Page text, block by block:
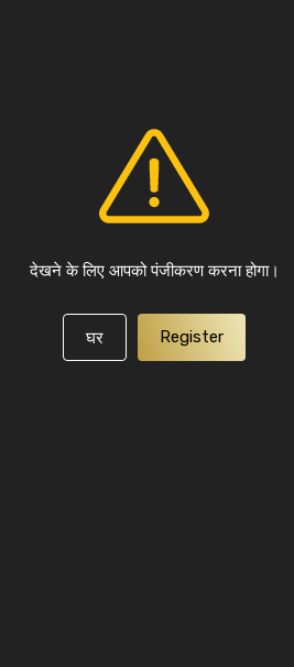
देखने के लिए आपको पंजीकरण करना होगा।
घर Register